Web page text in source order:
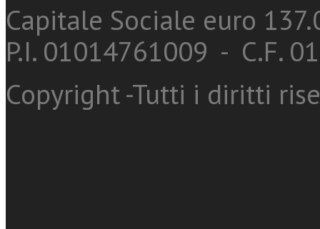
Capitale Sociale euro
P.I. 01014761009 - C.F.
Copyright -Tutti i diritti